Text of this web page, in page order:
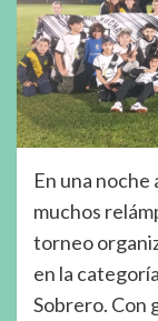
En una noche
muchos
torneo
en la
Sobrero. Con